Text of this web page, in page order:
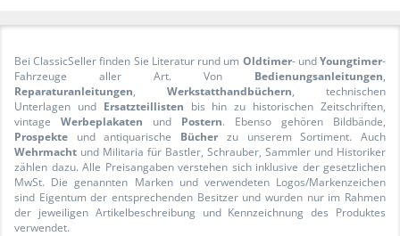
Bei ClassicSeller finden Sie Literatur rund um Oldtimer- undYoungtimer-
Fahrzeuge aller Art. Von Bedienungsanleitungen,
Reparaturanleitungen, Werkstatthandbüchern, technischen
Unterlagen und Ersatzteillisten bis hin zu historischen Zeitschriften,
vintage Werbeplakaten und Postern. Ebenso gehören Bildbände,
Prospekte und antiquarische Bücher zu unserem Sortiment. Auch
Wehrmacht und Militaria für Bastler, Schrauber, Sammler und Historiker
zählen dazu. Alle Preisangaben verstehen sich inklusive der gesetzlichen
MwSt. Die genannten Marken und verwendeten Logos/Markenzeichen
sind Eigentum der entsprechenden Besitzer und wurden nur im Rahmen
der jeweiligen Artikelbeschreibung und Kennzeichnung des Produktes
verwendet.